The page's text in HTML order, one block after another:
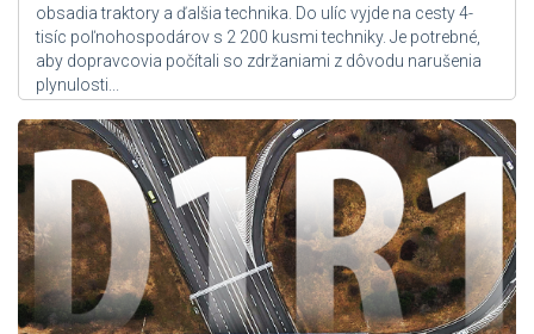
obsadia traktory a ďalšia technika. Do ulíc vyjde na cesty 4-
tisíc poľnohospodárov s 2 200 kusmi techniky. Je potrebné,
aby dopravcovia počítali so zdržaniami z dôvodu narušenia
plynulosti...
Zdroj: User Admin